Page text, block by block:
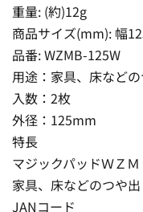
重量: (約)12g
商品サイズ(mm): 幅
品番: WZMB-125W
用途：家具、床など
入数：2枚
外径：125mm
特長
マジックパッドＷＺ
家具、床などのつや
JANコード